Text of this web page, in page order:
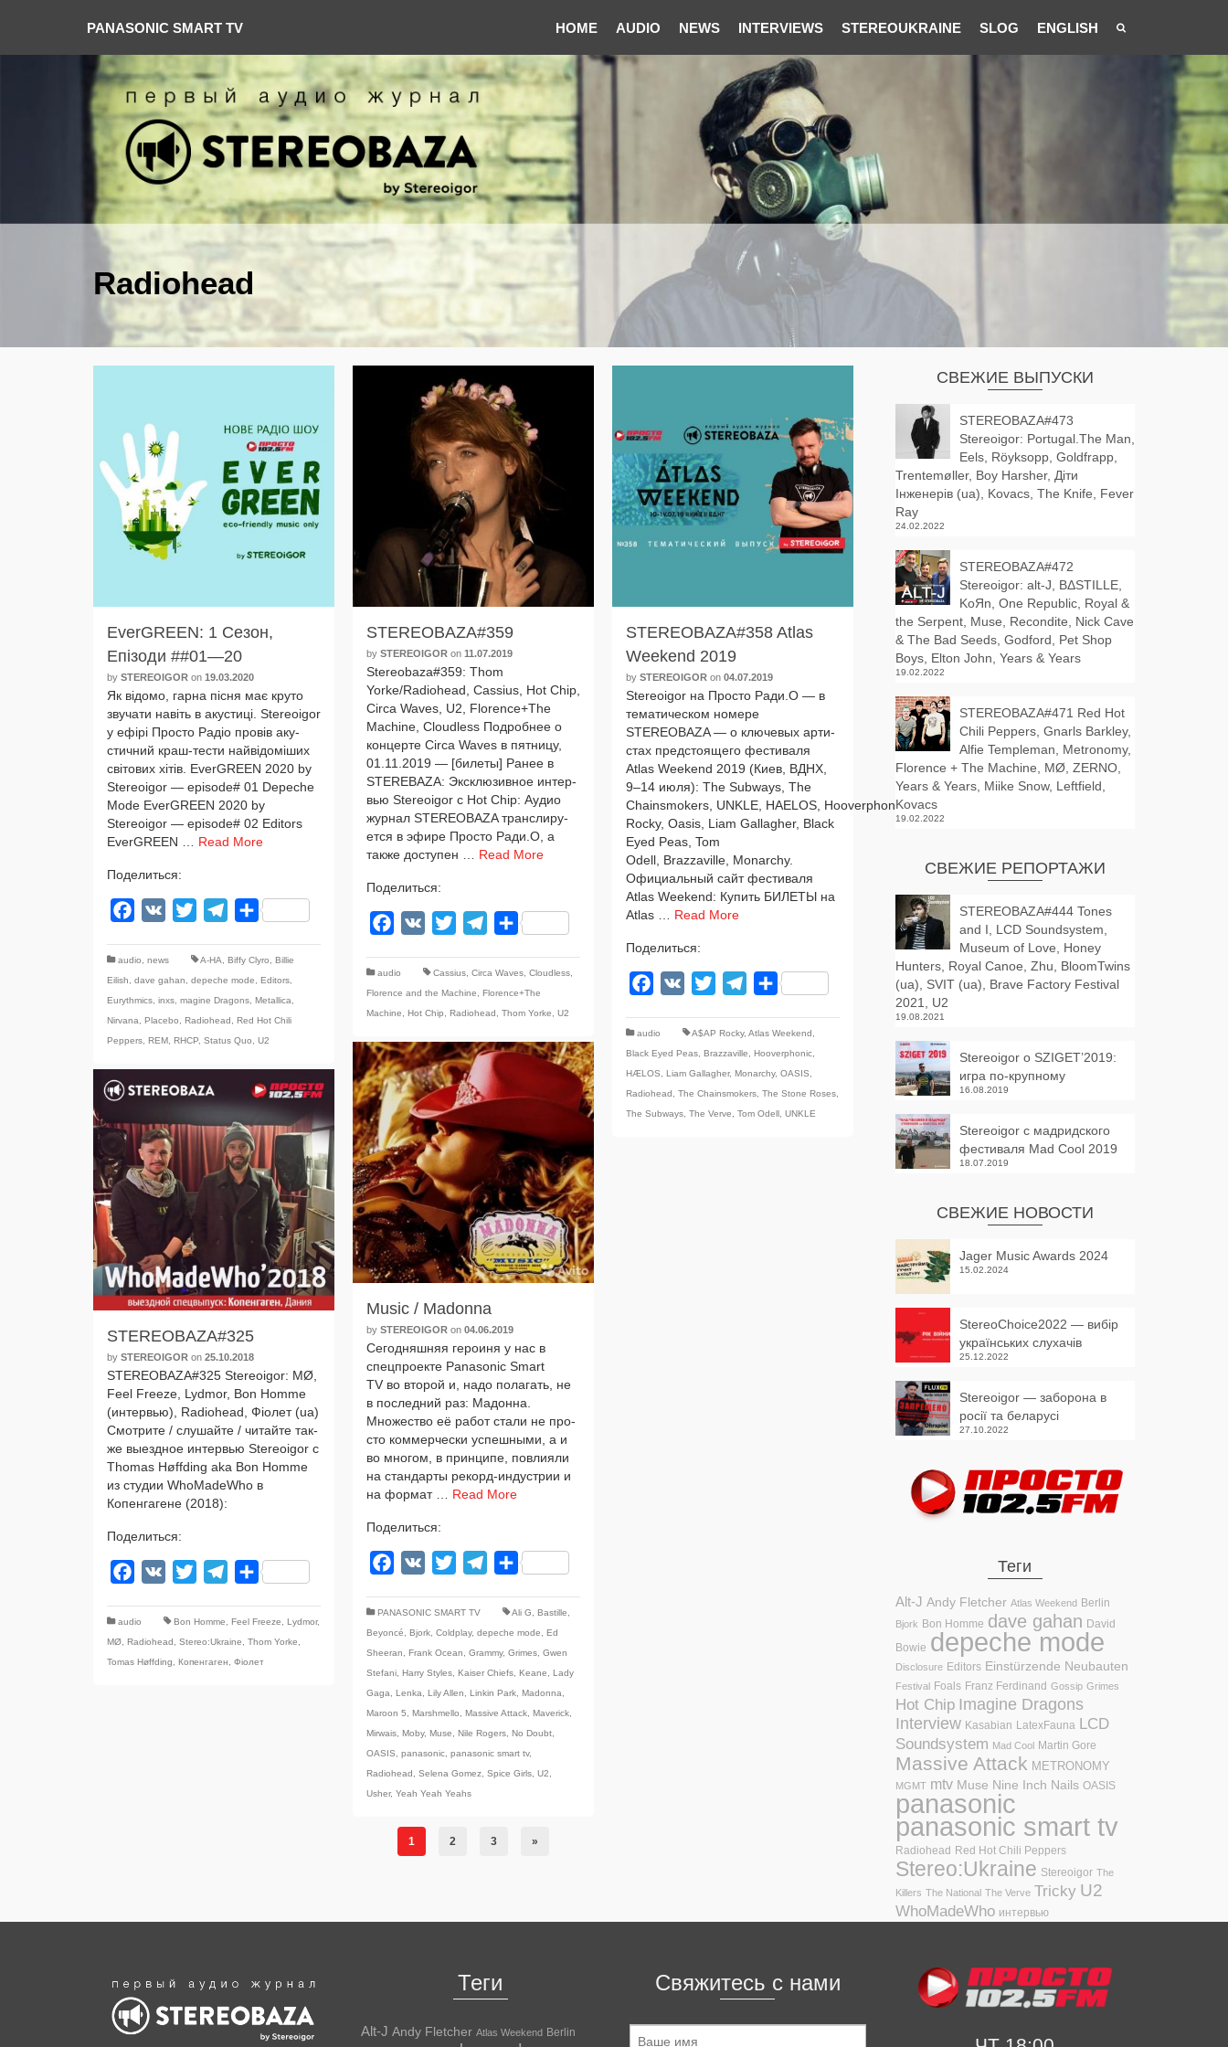
PANASONIC SMART TV HOME AUDIO NEWS INTERVIEWS STEREOUKRAINE SLOG ENGLISH
Radiohead
EverGREEN: 1 Сезон,
Eпізоди ##01—20
by STEREOIGOR on 19.03.2020
Як відо­мо, гар­на піс­ня має кру­то
зву­ча­ти навіть в аку­сти­ці. Stereoigor
у ефірі Просто Радіо про­вів аку­
стич­ний краш-тести най­ві­до­мі­ших
світо­вих хітів. EverGREEN 2020 by
Stereoigor — episode# 01 Depeche
Mode EverGREEN 2020 by
Stereoigor — episode# 02 Editors
EverGREEN … Read More
Поделиться:
Facebook
VK Twitter TelegramОтправить
audio news A-HA Biffy Clyro
Billie
Eilish
dave gahan depeche mode Editors
Eurythmics inxs magine Dragons Metallica
Nirvana
Placebo Radiohead
Red Hot Chili
Peppers REM RHCP Status Quo U2
STEREOBAZA#359
bySTEREOIGOR on11.07.2019
Stereobaza#359: Thom
Yorke/Radiohead, Cassius, Hot Chip,
Circa Waves, U2, Florence+The
Machine, Cloudless Подробнее о
кон­цер­те Circa Waves в пят­ни­цу,
01.11.2019 — [биле­ты] Ранее в
STEREBAZA: Эксклюзивное интер­
вью Stereoigor с Hot Chip: Аудио
жур­нал STEREOBAZA транс­ли­ру­
ет­ся в эфи­ре Просто Ради.О, а
так­же досту­пен … Read More
Поделиться:
Facebook
VK TwitterTelegramОтправить
audio Cassius ,Circa Waves ,Cloudless
Florence and the Machine
,Florence+The
Machine
,Hot Chip ,Radiohead ,Thom Yorke ,U2
STEREOBAZA#358 Atlas
Weekend 2019
bySTEREOIGOR on04.07.2019
Stereoigor на Просто Ради.О — в
тема­ти­че­ском номе­ре
STEREOBAZA — о клю­че­вых арти­
стах пред­сто­я­ще­го фести­ва­ля
Atlas Weekend 2019 (Киев, ВДНХ,
9–14 июля): The Subways, The
Chainsmokers, UNKLE, HAELOS, Hooverphonic, A$AP
Rocky, Oasis, Liam Gallagher, Black
Eyed Peas, Tom
Odell, Brazzaville, Monarchy.
Официальный сайт фести­ва­ля
Atlas Weekend: Купить БИЛЕТЫ на
Atlas … Read More
Поделиться:
Facebook
VK TwitterTelegramОтправить
audio A$AP Rocky,Atlas Weekend
Black Eyed Peas ,Brazzaville ,Hooverphonic
HÆLOS
,Liam Gallagher,Monarchy,OASIS
Radiohead
,The Chainsmokers ,The Stone Roses
The Subways ,The Verve ,Tom Odell ,UNKLE
Music / Madonna
bySTEREOIGOR on04.06.2019
Сегодняшняя геро­и­ня у нас в
спец­про­ек­те Panasonic Smart
TV во вто­рой и, надо пола­гать, не
в послед­ний раз: Мадонна.
Множество её работ ста­ли не про­
сто ком­мер­че­ски успеш­ны­ми, а и
во мно­гом, в прин­ци­пе, повли­я­ли
на стан­дар­ты рекорд-индустрии и
на фор­мат … Read More
Поделиться:
Facebook
VK TwitterTelegramОтправить
PANASONIC SMART TV Ali G,Bastille,
Beyoncé,Bjork,Coldplay,depeche mode,Ed
Sheeran,Frank Ocean,Grammy,Grimes,Gwen
Stefani,Harry Styles,Kaiser Chiefs,Keane,Lady
Gaga,Lenka,Lily Allen,Linkin Park,Madonna,
Maroon 5,Marshmello,Massive Attack,Maverick,
Mirwais,Moby,Muse,Nile Rogers,No Doubt,
OASIS,panasonic,panasonic smart tv,
Radiohead,Selena Gomez,Spice Girls,U2,
Usher,Yeah Yeah Yeahs
STEREOBAZA#325
by STEREOIGOR on 25.10.2018
STEREOBAZA#325 Stereoigor: MØ,
Feel Freeze, Lydmor, Bon Homme
(интер­вью), Radiohead, Фіолет (ua)
Смотрите / слу­шай­те / читай­те так­
же выезд­ное интер­вью Stereoigor с
Thomas Høffding aka Bon Homme
из сту­дии WhoMadeWho в
Копенгагене (2018):
Поделиться:
Facebook
VK Twitter TelegramОтправить
audio Bon Homme, Feel Freeze, Lydmor,
MØ, Radiohead, Stereo:Ukraine, Thom Yorke,
Tomas Høffding, Копенгаген, Фіолет
1 2 3 »
СВЕЖИЕ ВЫПУСКИ
STEREOBAZA#473
Stereoigor: Portugal.The Man,
Eels, Röyksopp, Goldfrapp,
Trentemøller, Boy Harsher, Діти
Інженерів (ua), Kovacs, The Knife, Fever
Ray
24.02.2022
STEREOBAZA#472
Stereoigor: alt‑J, BΔSTILLE,
KoЯn, One Republic, Royal &
the Serpent, Muse, Recondite, Nick Cave
& The Bad Seeds, Godford, Pet Shop
Boys, Elton John, Years & Years
19.02.2022
STEREOBAZA#471 Red Hot
Chili Peppers, Gnarls Barkley,
Alfie Templeman, Metronomy,
Florence + The Machine, MØ, ZERNO,
Years & Years, Miike Snow, Leftfield,
Kovacs
19.02.2022
СВЕЖИЕ РЕПОРТАЖИ
STEREOBAZA#444 Tones
and I, LCD Soundsystem,
Museum of Love, Honey
Hunters, Royal Canoe, Zhu, BloomTwins
(ua), SVIT (ua), Brave Factory Festival
2021, U2
19.08.2021
Stereoigor о SZIGET’2019:
игра по-крупному
16.08.2019
Stereoigor с мадридского
фестиваля Mad Cool 2019
18.07.2019
СВЕЖИЕ НОВОСТИ
Jager Music Awards 2024
15.02.2024
StereoChoice2022 — вибір
українських слухачів
25.12.2022
Stereoigor — заборона в
росії та беларусі
27.10.2022
Теги
Alt-J Andy Fletcher Atlas Weekend Berlin
Bjork Bon Homme dave gahan David
Bowie depeche mode
Disclosure Editors Einstürzende Neubauten
Festival Foals Franz Ferdinand Gossip Grimes
Hot Chip Imagine Dragons
Interview Kasabian LatexFauna LCD
Soundsystem Mad Cool Martin Gore
Massive Attack METRONOMY
MGMT mtv Muse Nine Inch Nails OASIS
panasonic
panasonic smart tv
Radiohead Red Hot Chili Peppers
Stereo:Ukraine Stereoigor The
Killers The National The Verve Tricky U2
WhoMadeWho интервью
Теги
Alt-J Andy Fletcher Atlas Weekend Berlin
Свяжитесь с нами